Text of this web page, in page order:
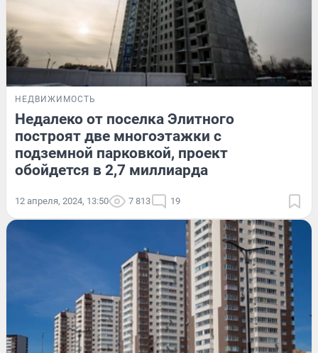
НЕДВИЖИМОСТЬ
Недалеко от поселка Элитного
построят две многоэтажки с
подземной парковкой, проект
обойдется в 2,7 миллиарда
12 апреля, 2024, 13:50 7 813 19